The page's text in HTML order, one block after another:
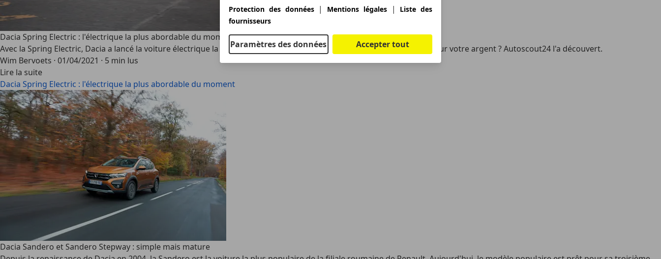
Dacia Spring Electric : l'électrique la plus abordable du moment
Avec la Spring Electric, Dacia a lancé la voiture électrique la plus abordable du marché. Mais combien obtenez-vous pour votre argent ? Autoscout24 l'a découvert.
Wim Bervoets · 01/04/2021 · 5 min lus
Lire la suite
Dacia Spring Electric : l'électrique la plus abordable du moment
Dacia Sandero et Sandero Stepway : simple mais mature
Protection des données| Mentions légales|
Liste des
fournisseurs
Paramètres des données Accepter tout